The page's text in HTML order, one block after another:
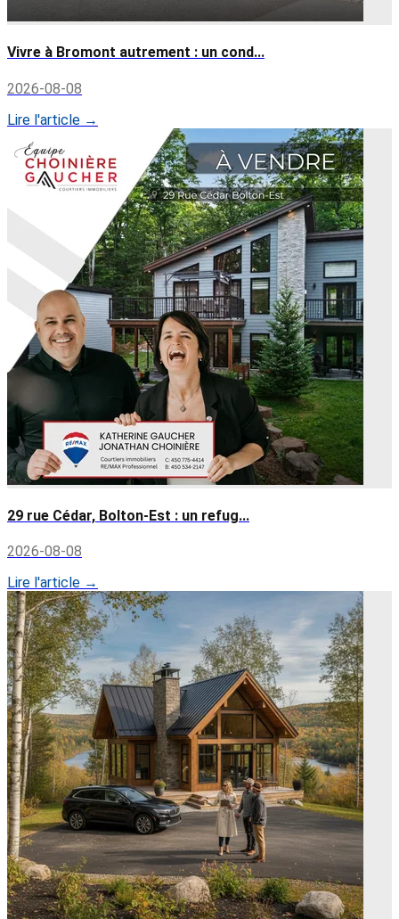
Vivre à Bromont autrement : un cond...
2026-08-08
Lire l'article →
29 rue Cédar, Bolton-Est : un refug...
2026-08-08
Lire l'article →